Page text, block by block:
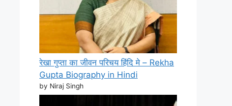
रेखा गुप्ता का जीवन परिचय हिंदि मे – Rekha
Gupta Biography in Hindi
by Niraj Singh